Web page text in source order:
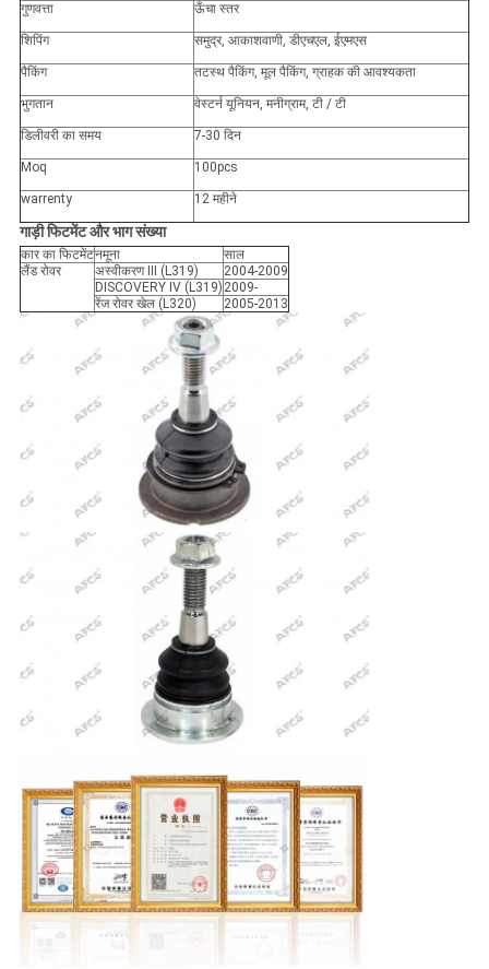
गुणवत्ता ऊँचा स्तर
शिपिंग समुद्र, आकाशवाणी, डीएचएल, ईएमएस
पैकिंग तटस्थ पैकिंग, मूल पैकिंग, ग्राहक की आवश्यकता
भुगतान वेस्टर्न यूनियन, मनीग्राम, टी / टी
डिलीवरी का समय 7-30 दिन
Moq 100pcs
warrenty 12 महीने
गाड़ीफिटमेंट और भाग संख्या
कार का फिटमेंटनमूना
साल
लैंड रोवर
अस्वीकरण III (L319)
2004-2009
DISCOVERY IV (L319) 2009-
रेंज रोवर खेल (L320)
2005-2013